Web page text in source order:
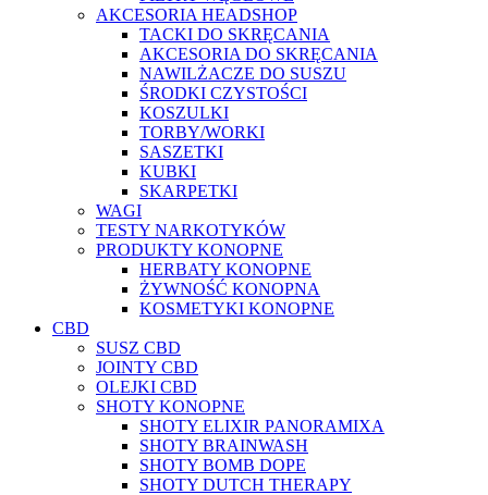
AKCESORIA HEADSHOP
TACKI DO SKRĘCANIA
AKCESORIA DO SKRĘCANIA
NAWILŻACZE DO SUSZU
ŚRODKI CZYSTOŚCI
KOSZULKI
TORBY/WORKI
SASZETKI
KUBKI
SKARPETKI
WAGI
TESTY NARKOTYKÓW
PRODUKTY KONOPNE
HERBATY KONOPNE
ŻYWNOŚĆ KONOPNA
KOSMETYKI KONOPNE
CBD
SUSZ CBD
JOINTY CBD
OLEJKI CBD
SHOTY KONOPNE
SHOTY ELIXIR PANORAMIXA
SHOTY BRAINWASH
SHOTY BOMB DOPE
SHOTY DUTCH THERAPY